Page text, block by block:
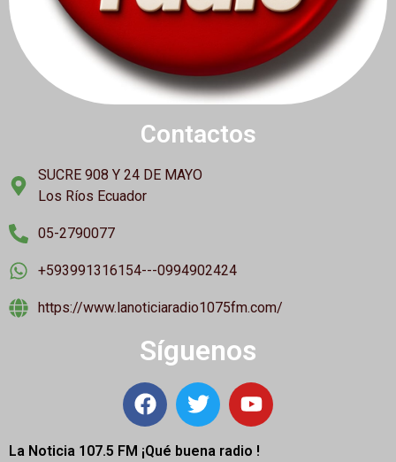
Contactos
SUCRE 908 Y 24 DE MAYO
Los Ríos Ecuador
05-2790077
+593991316154---0994902424
https://www.lanoticiaradio1075fm.com/
Síguenos
La Noticia 107.5 FM ¡Qué buena radio !